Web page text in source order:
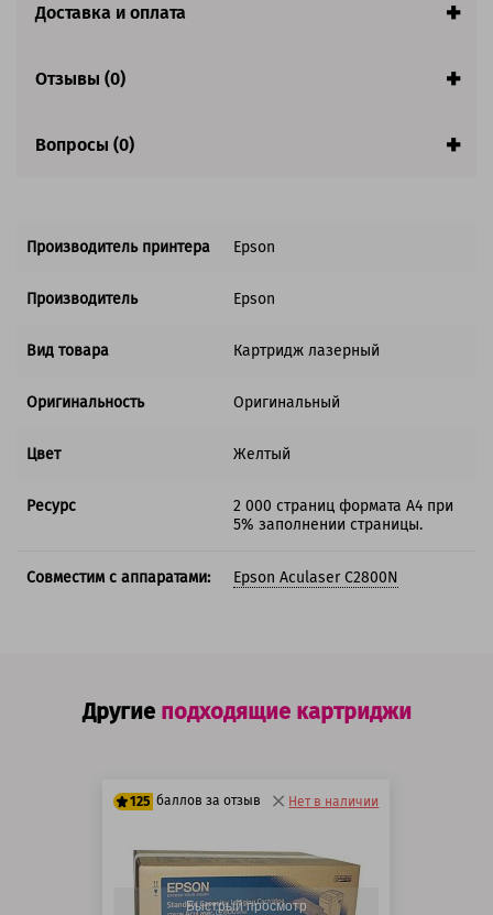
Совместим с аппаратами
Доставка и оплата
Отзывы (0)
Вопросы (0)
Производитель принтера Epson
Производитель Epson
Вид товара Картридж лазерный
Оригинальность Оригинальный
Цвет Желтый
Ресурс
2 000 страниц формата А4 при
5% заполнении страницы.
Совместим с аппаратами: Epson Aculaser C2800N
Другие подходящие картриджи
125 баллов за отзыв
100 баллов
125 баллов
Нет в наличии
Быстрый просмотр